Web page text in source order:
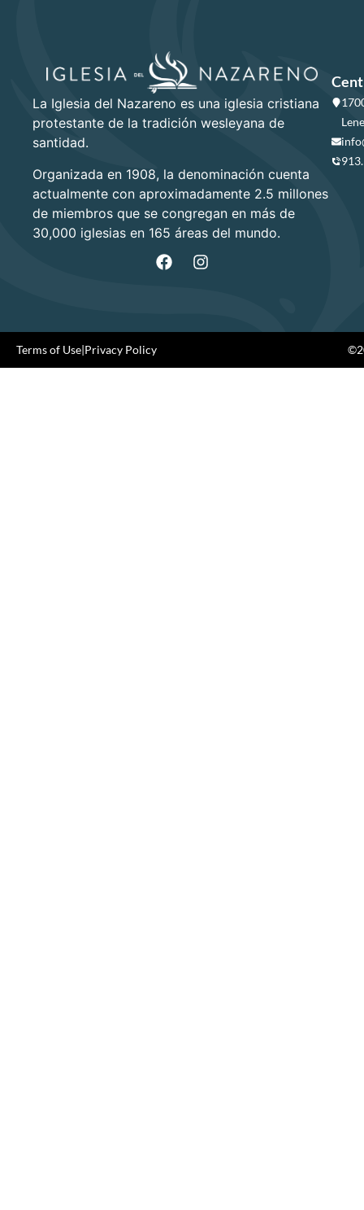
La Iglesia del Nazareno es una iglesia cristiana
protestante de la tradición wesleyana de
santidad.
Organizada en 1908, la denominación cuenta
actualmente con aproximadamente 2.5 millones
de miembros que se congregan en más de
30,000 iglesias en 165 áreas del mundo.
Terms of Use|Privacy Policy